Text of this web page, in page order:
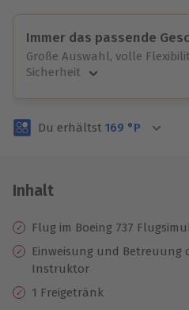
Immer das passende
Große Auswahl, volle
Sicherheit
Volle Flexibilität
3 Jahre gültig &
Du erhältst 169 °P
Inhalt
Flug im Boeing 737
Einweisung und Betreuung
Instruktor
1 Freigetränk